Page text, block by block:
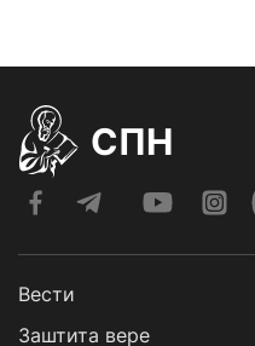
СПН
Вести
Заштита вере